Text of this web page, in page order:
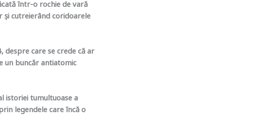
într-o rochie de vară
și cutreierând coridoarele
despre care se crede că ar
un buncăr antiatomic
istoriei tumultuoase a
legendele care încă o